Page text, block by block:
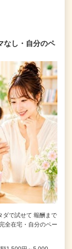
なし・自分のペ
で試せて 報酬まで
全在宅・自分のペー